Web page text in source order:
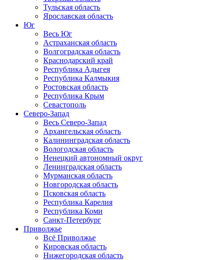
Тульская область
Ярославская область
Юг
Весь Юг
Астраханская область
Волгоградская область
Краснодарский край
Республика Адыгея
Республика Калмыкия
Ростовская область
Республика Крым
Севастополь
Северо-Запад
Весь Северо-Запад
Архангельская область
Калининградская область
Вологодская область
Ненецкий автономный округ
Ленинградская область
Мурманская область
Новгородская область
Псковская область
Республика Карелия
Республика Коми
Санкт-Петербург
Приволжье
Всё Приволжье
Кировская область
Нижегородская область